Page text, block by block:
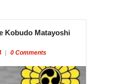
Kobudo Matayoshi
0 Comments